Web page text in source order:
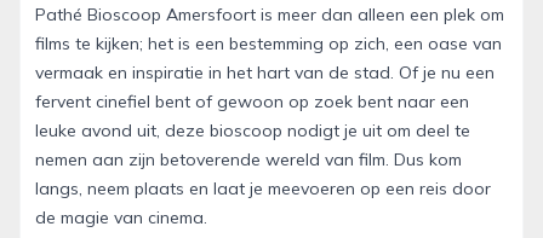
Pathé Bioscoop Amersfoort is meer dan alleen een plek om
films te kijken; het is een bestemming op zich, een oase van
vermaak en inspiratie in het hart van de stad. Of je nu een
fervent cinefiel bent of gewoon op zoek bent naar een
leuke avond uit, deze bioscoop nodigt je uit om deel te
nemen aan zijn betoverende wereld van film. Dus kom
langs, neem plaats en laat je meevoeren op een reis door
de magie van cinema.